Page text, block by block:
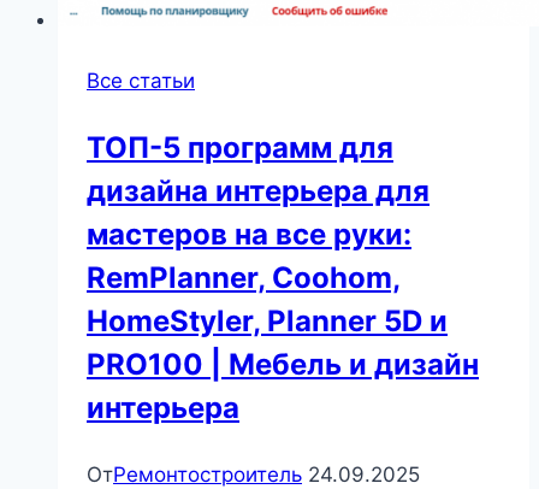
Все статьи
ТОП-5 программ для
дизайна интерьера для
мастеров на все руки:
RemPlanner, Coohom,
HomeStyler, Planner 5D и
PRO100 | Мебель и дизайн
интерьера
ОтРемонтостроитель 24.09.2025